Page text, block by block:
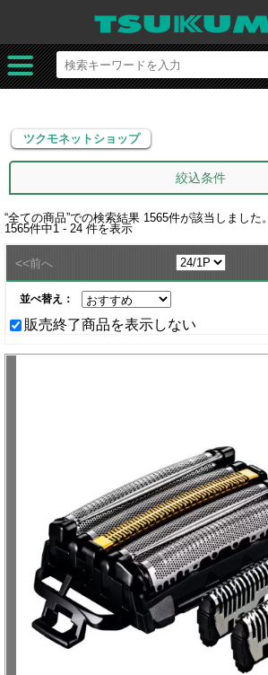
ツクモネットショップ
ツクモネットショップ
絞込条件
“全ての商品”での検索結果 1565件が該当しました。
1565件中1 - 24 件を表示
<<前へ
並べ替え：
販売終了商品を表示しない